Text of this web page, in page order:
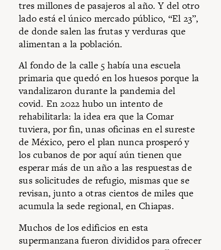
tres millones de pasajeros al año. Y del otro
lado está el único mercado público, “El 23”,
de donde salen las frutas y verduras que
alimentan a la población.
Al fondo de la calle 5 había una escuela
primaria que quedó en los huesos porque la
vandalizaron durante la pandemia del
covid. En 2022 hubo un intento de
rehabilitarla: la idea era que la Comar
tuviera, por fin, unas oficinas en el sureste
de México, pero el plan nunca prosperó y
los cubanos de por aquí aún tienen que
esperar más de un año a las respuestas de
sus solicitudes de refugio, mismas que se
revisan, junto a otras cientos de miles que
acumula la sede regional, en Chiapas.
Muchos de los edificios en esta
supermanzana fueron divididos para ofrecer